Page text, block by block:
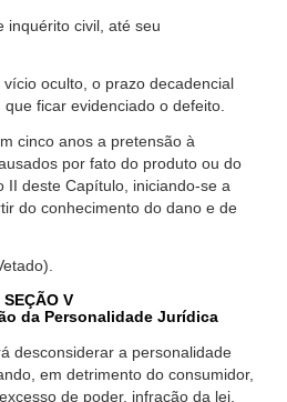
inquérito civil, até seu
oculto, o prazo decadencial
ficar evidenciado o defeito.
cinco anos a pretensão à
por fato do produto ou do
II deste Capítulo, iniciando-se a
do conhecimento do dano e de
SEÇÃO V
da Personalidade Jurídica
desconsiderar a personalidade
em detrimento do consumidor,
de poder, infração da lei,